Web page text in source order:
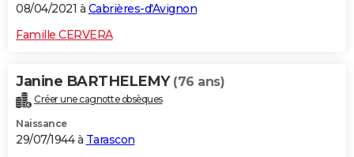
08/04/2021 à Cabrières-d'Avignon
Famille CERVERA
Janine BARTHELEMY (76 ans)
Créer une cagnotte obsèques
Naissance
29/07/1944 à Tarascon